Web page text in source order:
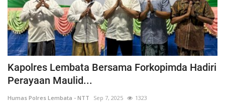
Reskrim
Polisi Kita
Lantas
Kapolres Lembata Bersama Forkopimda Hadiri
Perayaan Maulid...
Humas Polres Lembata - NTT Sep 7, 2025 1323